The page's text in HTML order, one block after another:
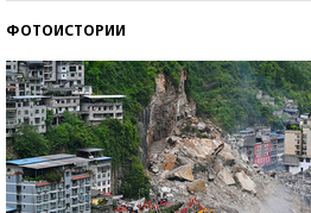
ФОТОИСТОРИИ